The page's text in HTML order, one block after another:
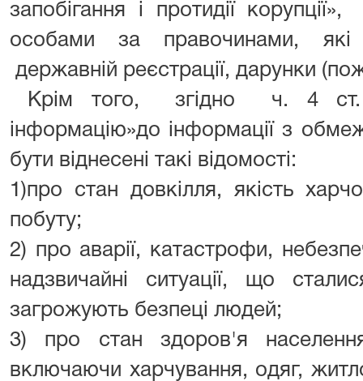
запобігання і протидії
особами за правочинами, які
державній реєстрації, дарунки
Крім того, згідно ч. 4 ст.
інформацію»до інформації з
бути віднесені такі відомості:
1)про стан довкілля, якість
побуту;
2) про аварії, катастрофи,
надзвичайні ситуації, що
загрожують безпеці людей;
3) про стан здоров'я
включаючи харчування, одяг,